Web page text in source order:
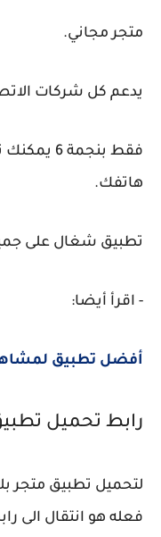
متجر مجاني.
يدعم كل شركات
فقط
هاتفك.
تطبيق شغال على
- اقرأ أيضا:
أفضل تطبيق
رابط تحميل
فعله هو انتقال